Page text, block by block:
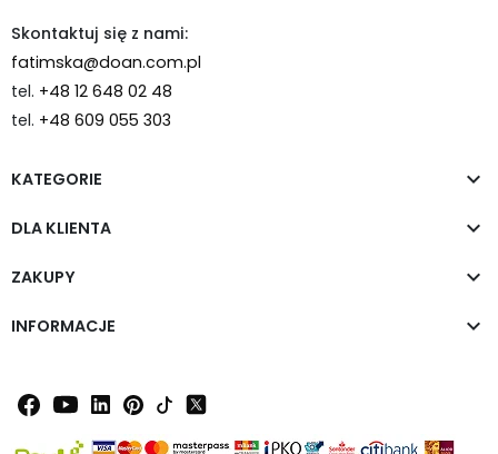
Skontaktuj się z nami:
fatimska@doan.com.pl
tel. +48 12 648 02 48
tel. +48 609 055 303
KATEGORIE 
DLA KLIENTA 
ZAKUPY 
INFORMACJE 